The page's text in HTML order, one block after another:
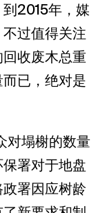
2015年，媒
过值得关注
收废木总重
已，绝对是
对塌榭的数量
署对于地盘
署因应树龄